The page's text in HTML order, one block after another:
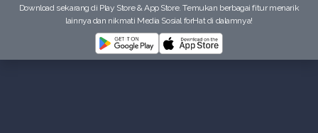
Download sekarang di Play Store & App Store. Temukan berbagai fitur menarik
lainnya dan nikmati Media Sosial forHat di dalamnya!